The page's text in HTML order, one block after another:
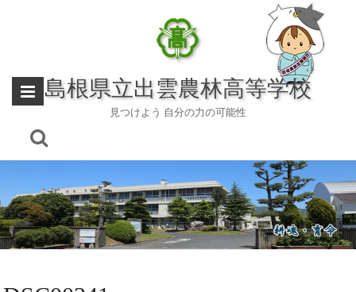
島根県立出雲農林高等学校
見つけよう 自分の力の可能性